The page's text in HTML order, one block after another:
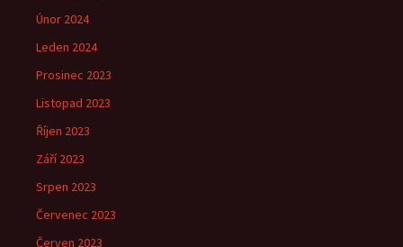
Únor 2024
Leden 2024
Prosinec 2023
Listopad 2023
Říjen 2023
Září 2023
Srpen 2023
Červenec 2023
Červen 2023